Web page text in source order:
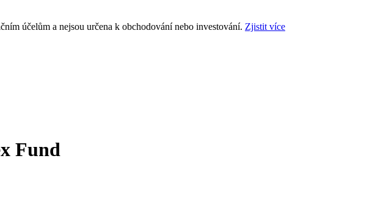
účelům a nejsou určena k obchodování nebo investování. Zjistit více
Fund